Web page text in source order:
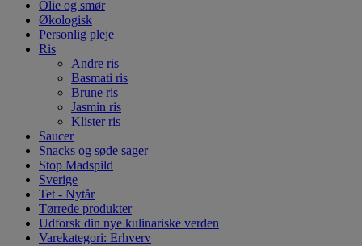
Olie og smør
Økologisk
Personlig pleje
Ris
Andre ris
Basmati ris
Brune ris
Jasmin ris
Klister ris
Saucer
Snacks og søde sager
Stop Madspild
Sverige
Tet - Nytår
Tørrede produkter
Udforsk din nye kulinariske verden
Varekategori: Erhverv